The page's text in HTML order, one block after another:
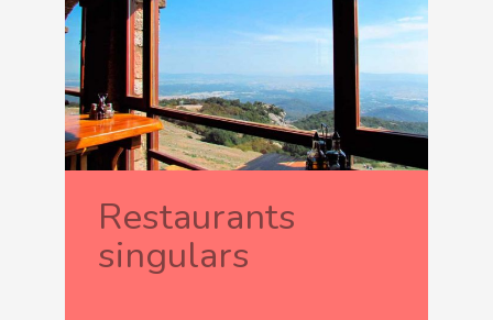
Restaurants
singulars